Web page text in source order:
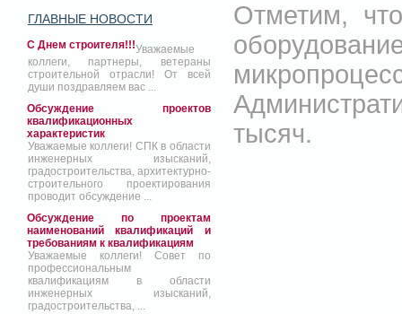
ГЛАВНЫЕ НОВОСТИ
С Днем строителя!!!Уважаемые
коллеги, партнеры, ветераны
строительной отрасли! От всей
души поздравляем вас ...
Обсуждение проектов
квалификационных
характеристик
Уважаемые коллеги! СПК в области
инженерных изысканий,
градостроительства, архитектурно-
строительного проектирования
проводит обсуждение ...
Обсуждение по проектам
наименований квалификаций и
требованиям к квалификациям
Уважаемые коллеги! Совет по
профессиональным
квалификациям в области
инженерных изысканий,
градостроительства, ...
Отметим,
тысяч.